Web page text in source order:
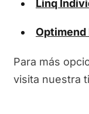
Linq
Optimend
Para más
visita nuestra